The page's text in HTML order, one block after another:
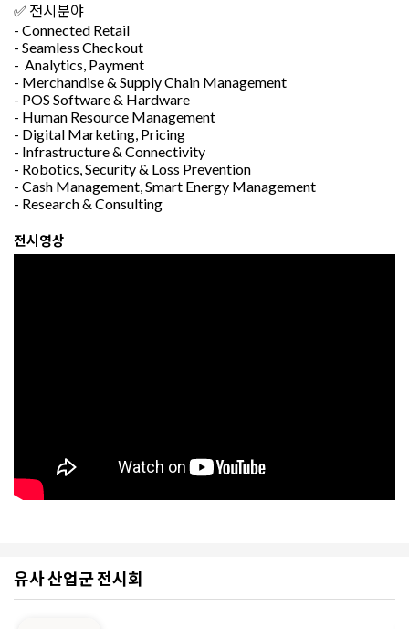
✅ 전시분야
- Connected Retail
- Seamless Checkout
- Analytics, Payment
- Merchandise & Supply Chain Management
- POS Software & Hardware
- Human Resource Management
- Digital Marketing, Pricing
- Infrastructure & Connectivity
- Robotics, Security & Loss Prevention
- Cash Management, Smart Energy Management
- Research & Consulting
전시영상
유사 산업군 전시회